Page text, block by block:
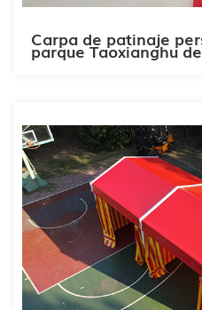
Carpa de patinaje
parque Taoxianghu